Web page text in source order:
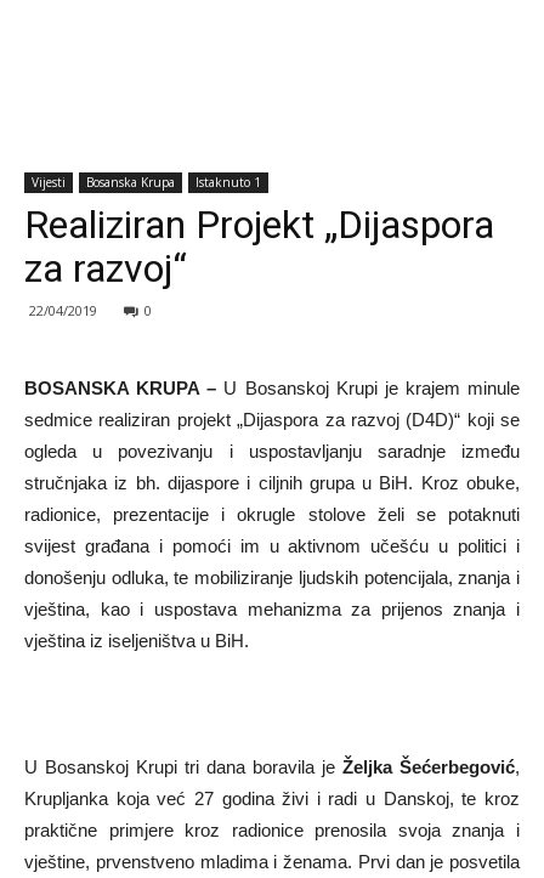
Vijesti Bosanska Krupa Istaknuto 1
Realiziran Projekt „Dijaspora
za razvoj“
22/04/2019 0
BOSANSKA KRUPA – U Bosanskoj Krupi je krajem minule
sedmice realiziran projekt „Dijaspora za razvoj (D4D)“ koji se
ogleda u povezivanju i uspostavljanju saradnje između
stručnjaka iz bh. dijaspore i ciljnih grupa u BiH. Kroz obuke,
radionice, prezentacije i okrugle stolove želi se potaknuti
svijest građana i pomoći im u aktivnom učešću u politici i
donošenju odluka, te mobiliziranje ljudskih potencijala, znanja i
vještina, kao i uspostava mehanizma za prijenos znanja i
vještina iz iseljeništva u BiH.
U Bosanskoj Krupi tri dana boravila je Željka Šećerbegović,
Krupljanka koja već 27 godina živi i radi u Danskoj, te kroz
praktične primjere kroz radionice prenosila svoja znanja i
vještine, prvenstveno mladima i ženama. Prvi dan je posvetila